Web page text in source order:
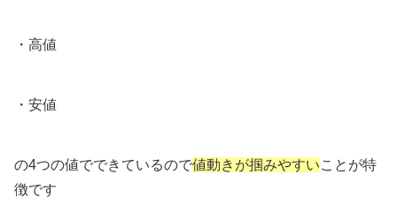
・高値
・安値
の4つの値でできているので値動きが掴みやすいことが特
徴です